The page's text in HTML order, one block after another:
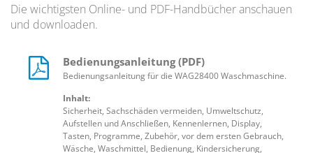
Die wichtigsten Online- und PDF-Handbücher anschauen
und downloaden.
Bedienungsanleitung (PDF)
Bedienungsanleitung für die WAG28400 Waschmaschine.
Inhalt:
Sicherheit, Sachschäden vermeiden, Umweltschutz,
Aufstellen und Anschließen, Kennenlernen, Display,
Tasten, Programme, Zubehör, vor dem ersten Gebrauch,
Wäsche, Waschmittel, Bedienung, Kindersicherung,